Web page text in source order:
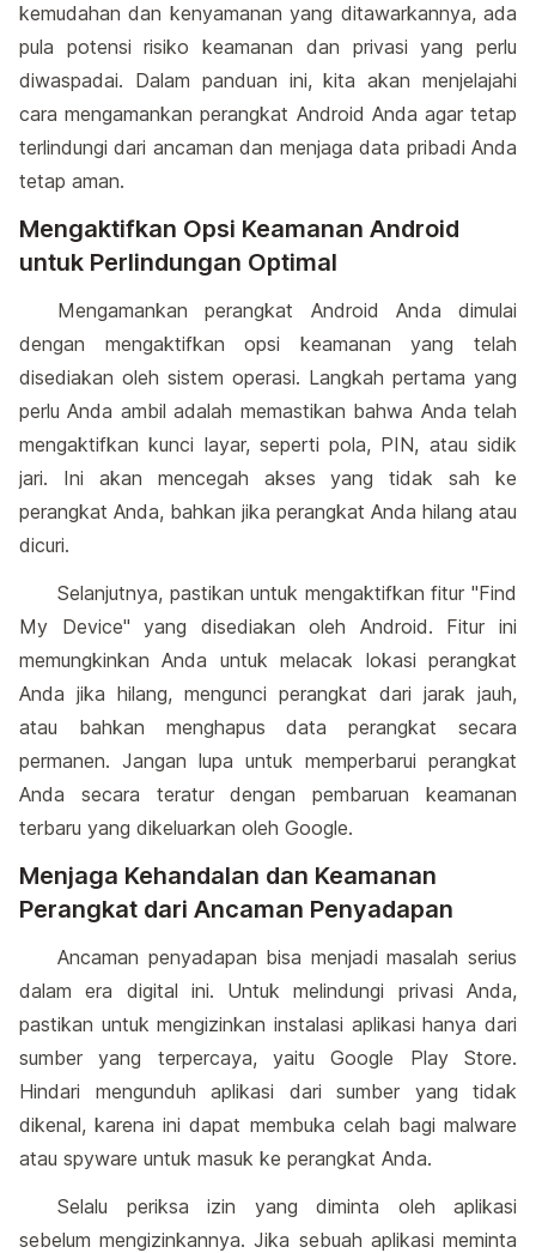
kemudahan dan kenyamanan yang ditawarkannya, ada
pula potensi risiko keamanan dan privasi yang perlu
diwaspadai. Dalam panduan ini, kita akan menjelajahi
cara mengamankan perangkat Android Anda agar tetap
terlindungi dari ancaman dan menjaga data pribadi Anda
tetap aman.
Mengaktifkan Opsi Keamanan Android
untuk Perlindungan Optimal
Mengamankan perangkat Android Anda dimulai
dengan mengaktifkan opsi keamanan yang telah
disediakan oleh sistem operasi. Langkah pertama yang
perlu Anda ambil adalah memastikan bahwa Anda telah
mengaktifkan kunci layar, seperti pola, PIN, atau sidik
jari. Ini akan mencegah akses yang tidak sah ke
perangkat Anda, bahkan jika perangkat Anda hilang atau
dicuri.
Selanjutnya, pastikan untuk mengaktifkan fitur "Find
My Device" yang disediakan oleh Android. Fitur ini
memungkinkan Anda untuk melacak lokasi perangkat
Anda jika hilang, mengunci perangkat dari jarak jauh,
atau bahkan menghapus data perangkat secara
permanen. Jangan lupa untuk memperbarui perangkat
Anda secara teratur dengan pembaruan keamanan
terbaru yang dikeluarkan oleh Google.
Menjaga Kehandalan dan Keamanan
Perangkat dari Ancaman Penyadapan
Ancaman penyadapan bisa menjadi masalah serius
dalam era digital ini. Untuk melindungi privasi Anda,
pastikan untuk mengizinkan instalasi aplikasi hanya dari
sumber yang terpercaya, yaitu Google Play Store.
Hindari mengunduh aplikasi dari sumber yang tidak
dikenal, karena ini dapat membuka celah bagi malware
atau spyware untuk masuk ke perangkat Anda.
Selalu periksa izin yang diminta oleh aplikasi
sebelum mengizinkannya. Jika sebuah aplikasi meminta